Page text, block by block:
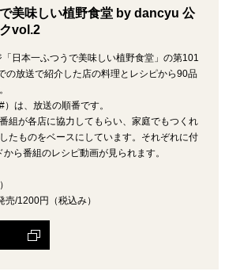
美味しい植野食堂 by dancyu 公
vol.2
日本一ふつうで美味しい植野食堂」の第101
の放送で紹介した店の料理とレシピから90品
は、放送の順番です。
組が各店に協力してもらい、家庭でもつくれ
たものをベースにしています。それぞれに付
ら番組のレシピ動画が見られます。
/1200円（税込み）